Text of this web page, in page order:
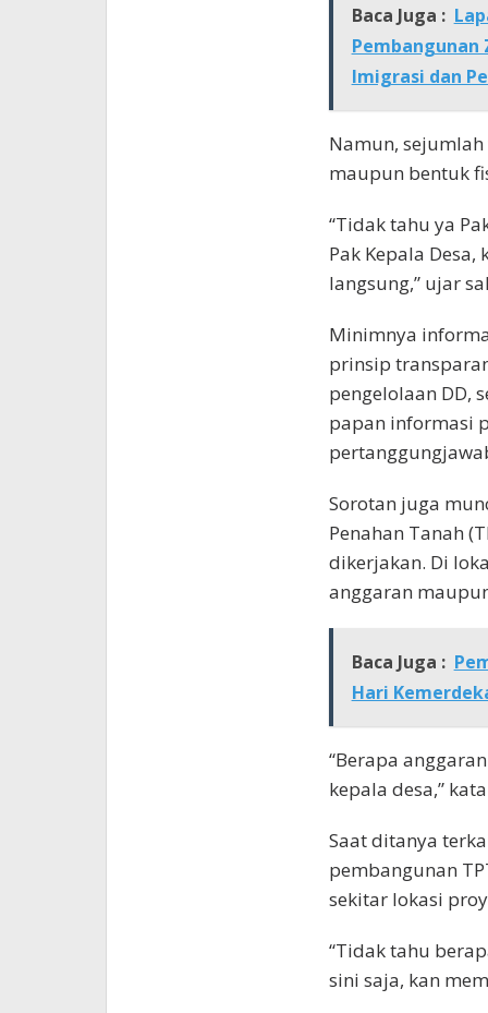
Baca Juga :
Pembangunan
Imigrasi dan
Namun,
maupun bentuk
“Tidak tahu ya
Pak Kepala
langsung,” ujar
Minimnya
prinsip
pengelolaan DD,
papan informasi
Sorotan juga
Penahan Tanah
dikerjakan. Di
anggaran
Baca Juga :
Hari
“Berapa
kepala desa,”
Saat ditanya
pembangunan
sekitar lokasi
“Tidak tahu
sini saja, kan